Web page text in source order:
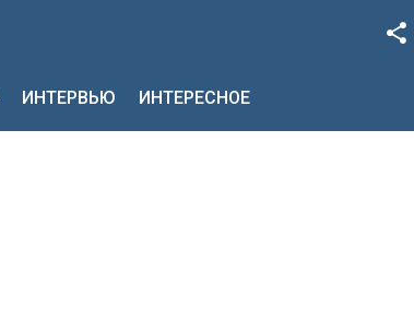
Google+
ИНТЕРВЬЮ ИНТЕРЕСНОЕ